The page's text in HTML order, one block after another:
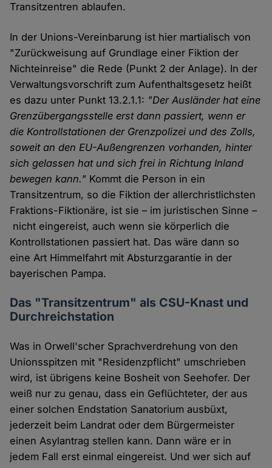
Transitzentren ablaufen.
In der Unions-Vereinbarung ist hier martialisch von
"Zurückweisung auf Grundlage einer Fiktion der
Nichteinreise" die Rede (Punkt 2 der Anlage). In der
Verwaltungsvorschrift zum Aufenthaltsgesetz heißt
es dazu unter Punkt 13.2.1.1: "Der Ausländer hat eine
Grenzübergangsstelle erst dann passiert, wenn er
die Kontrollstationen der Grenzpolizei und des Zolls,
soweit an den EU-Außengrenzen vorhanden, hinter
sich gelassen hat und sich frei in Richtung Inland
bewegen kann." Kommt die Person in ein
Transitzentrum, so die Fiktion der allerchristlichsten
Fraktions-Fiktionäre, ist sie – im juristischen Sinne –
nicht eingereist, auch wenn sie körperlich die
Kontrollstationen passiert hat. Das wäre dann so
eine Art Himmelfahrt mit Absturzgarantie in der
bayerischen Pampa.
Das "Transitzentrum" als CSU-Knast und
Durchreichstation
Was in Orwell'scher Sprachverdrehung von den
Unionsspitzen mit "Residenzpflicht" umschrieben
wird, ist übrigens keine Bosheit von Seehofer. Der
weiß nur zu genau, dass ein Geflüchteter, der aus
einer solchen Endstation Sanatorium ausbüxt,
jederzeit beim Landrat oder dem Bürgermeister
einen Asylantrag stellen kann. Dann wäre er in
jedem Fall erst einmal eingereist. Und wer sich auf